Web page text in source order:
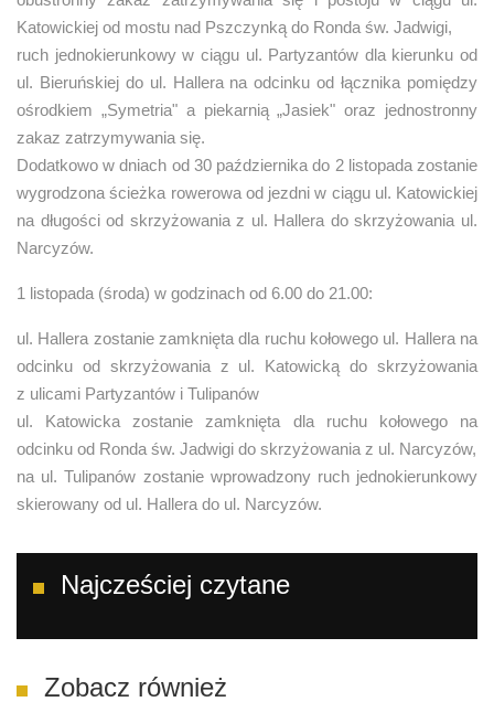
Katowickiej od mostu nad Pszczynką do Ronda św. Jadwigi,
ruch jednokierunkowy w ciągu ul. Partyzantów dla kierunku od
ul. Bieruńskiej do ul. Hallera na odcinku od łącznika pomiędzy
ośrodkiem „Symetria" a piekarnią „Jasiek" oraz jednostronny
zakaz zatrzymywania się.
Dodatkowo w dniach od 30 października do 2 listopada zostanie
wygrodzona ścieżka rowerowa od jezdni w ciągu ul. Katowickiej
na długości od skrzyżowania z ul. Hallera do skrzyżowania ul.
Narcyzów.
1 listopada (środa) w godzinach od 6.00 do 21.00:
ul. Hallera zostanie zamknięta dla ruchu kołowego ul. Hallera na
odcinku od skrzyżowania z ul. Katowicką do skrzyżowania
z ulicami Partyzantów i Tulipanów
ul. Katowicka zostanie zamknięta dla ruchu kołowego na
odcinku od Ronda św. Jadwigi do skrzyżowania z ul. Narcyzów,
na ul. Tulipanów zostanie wprowadzony ruch jednokierunkowy
skierowany od ul. Hallera do ul. Narcyzów.
Najcześciej czytane
Zobacz również